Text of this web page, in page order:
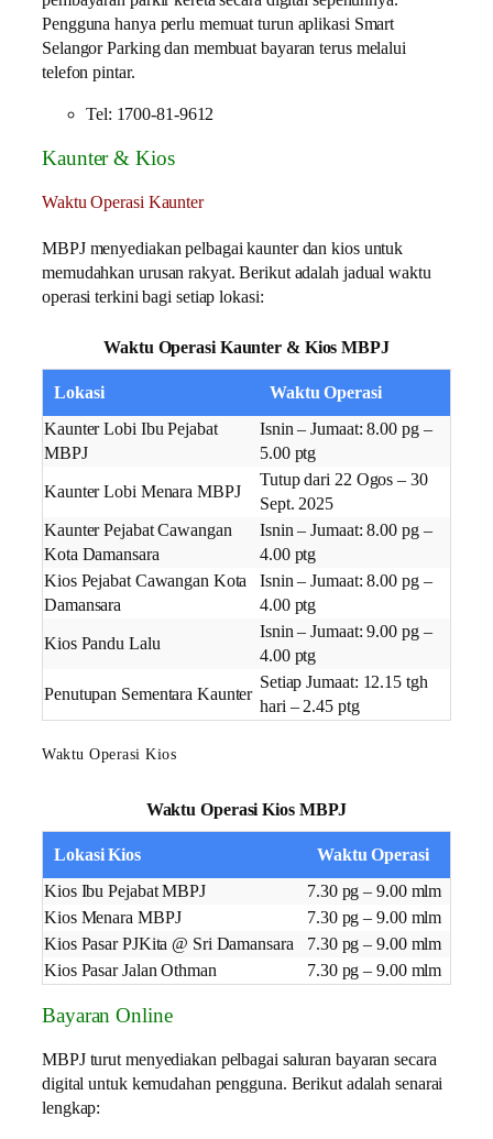
Pengguna hanya perlu memuat turun aplikasi Smart
Selangor Parking dan membuat bayaran terus melalui
telefon pintar.
Tel: 1700-81-9612
Kaunter & Kios
Waktu Operasi Kaunter
MBPJ menyediakan pelbagai kaunter dan kios untuk
memudahkan urusan rakyat. Berikut adalah jadual waktu
operasi terkini bagi setiap lokasi:
Waktu Operasi Kaunter & Kios MBPJ
Lokasi
Waktu Operasi
Kaunter Lobi Ibu Pejabat
MBPJ
Isnin – Jumaat: 8.00 pg –
5.00 ptg
Kaunter Lobi Menara MBPJ
Tutup dari 22 Ogos – 30
Sept. 2025
Kaunter Pejabat Cawangan
Kota Damansara
Isnin – Jumaat: 8.00 pg –
4.00 ptg
Kios Pejabat Cawangan Kota
Damansara
Isnin – Jumaat: 8.00 pg –
4.00 ptg
Kios Pandu Lalu
Isnin – Jumaat: 9.00 pg –
4.00 ptg
Penutupan Sementara Kaunter
Setiap Jumaat: 12.15 tgh
hari – 2.45 ptg
Waktu Operasi Kios
Waktu Operasi Kios MBPJ
Lokasi Kios
Waktu Operasi
Kios Ibu Pejabat MBPJ
7.30 pg – 9.00 mlm
Kios Menara MBPJ
7.30 pg – 9.00 mlm
Kios Pasar PJKita @ Sri Damansara
7.30 pg – 9.00 mlm
Kios Pasar Jalan Othman
7.30 pg – 9.00 mlm
Bayaran Online
MBPJ turut menyediakan pelbagai saluran bayaran secara
digital untuk kemudahan pengguna. Berikut adalah senarai
lengkap: